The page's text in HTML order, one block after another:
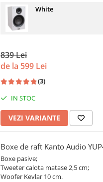
White
839 Lei
de la 599 Lei
(3)
IN STOC
VEZI VARIANTE
Boxe de raft Kanto Audio
Boxe pasive;
Tweeter calota matase 2,5 cm;
Woofer Kevlar 10 cm.